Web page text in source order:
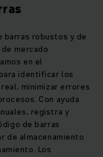
barras robustos y de
mercado
en el
identificar los
minimizar errores
Con ayuda
registra y
de barras
de almacenamiento
Los